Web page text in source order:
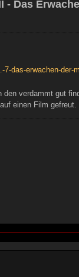
- Das
das-erwachen-der-
den verdammt gut
einen Film gefreut.